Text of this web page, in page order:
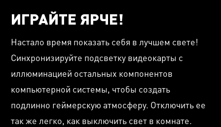
ИГРАЙТЕ ЯРЧЕ!
Настало время показать себя в лучшем свете!
Синхронизируйте подсветку видеокарты с
иллюминацией остальных компонентов
компьютерной системы, чтобы создать
подлинно геймерскую атмосферу. Отключить ее
так же легко, как выключить свет в комнате.